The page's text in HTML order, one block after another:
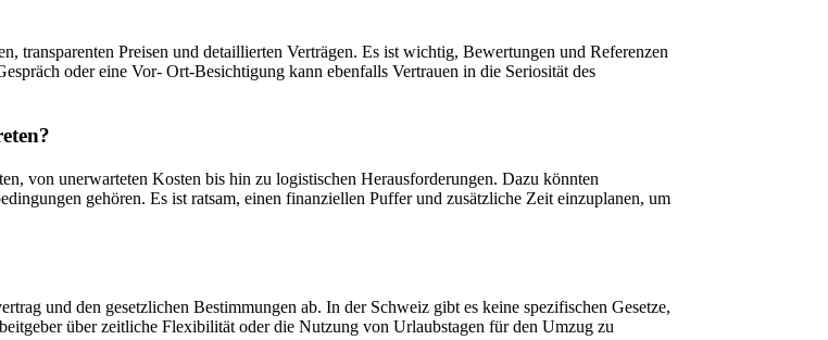
transparenten Preisen und detaillierten Verträgen. Es ist wichtig, Bewertungen und Referenzen
oder eine Vor- Ort-Besichtigung kann ebenfalls Vertrauen in die Seriosität des
von unerwarteten Kosten bis hin zu logistischen Herausforderungen. Dazu könnten
gehören. Es ist ratsam, einen finanziellen Puffer und zusätzliche Zeit einzuplanen, um
und den gesetzlichen Bestimmungen ab. In der Schweiz gibt es keine spezifischen Gesetze,
über zeitliche Flexibilität oder die Nutzung von Urlaubstagen für den Umzug zu